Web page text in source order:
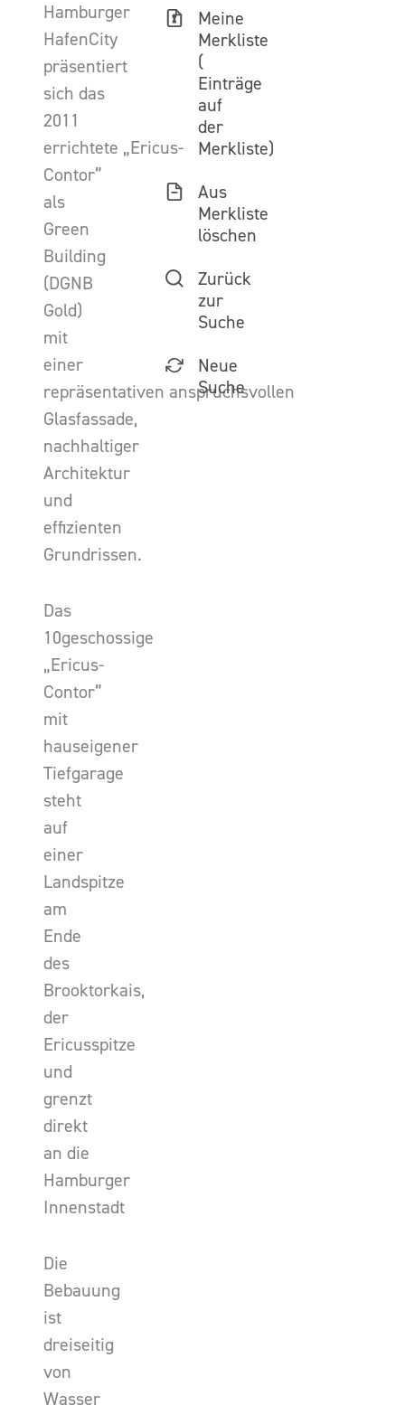
Hamburger
HafenCity
präsentiert
sich das
2011
errichtete „Ericus-
Contor”
als
Green
Building
(DGNB
Gold)
mit
einer
repräsentativen anspruchsvollen
Glasfassade,
nachhaltiger
Architektur
und
effizienten
Grundrissen.
Das
10geschossige
„Ericus-
Contor”
mit
hauseigener
Tiefgarage
steht
auf
einer
Landspitze
am
Ende
des
Brooktorkais,
der
Ericusspitze
und
grenzt
direkt
an die
Hamburger
Innenstadt
Die
Bebauung
ist
dreiseitig
von
Wasser
Meine
Merkliste
(
Einträge
auf
der
Merkliste)
Aus
Merkliste
löschen
Zurück
zur
Suche
Neue
Suche